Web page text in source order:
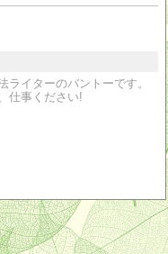
ライターのバントーです。
仕事ください!